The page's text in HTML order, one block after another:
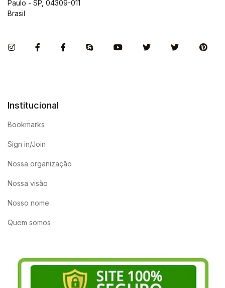
Paulo - SP, 04309-011
Brasil
InstagramFacebookFacebookSkype You TubeTwitter Twitter
Institucional
Bookmarks
Sign in/Join
Nossa organização
Nossa visão
Nosso nome
Quem somos